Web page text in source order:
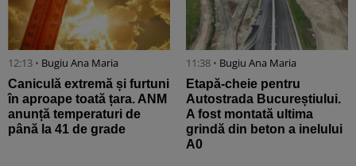
12:13 • Bugiu ⁠Ana Maria
Caniculă extremă și furtuni
în aproape toată țara. ANM
anunță temperaturi de
până la 41 de grade
11:38 • Bugiu ⁠Ana Maria
Etapă-cheie pentru
Autostrada Bucureștiului.
A fost montată ultima
grindă din beton a inelului
A0